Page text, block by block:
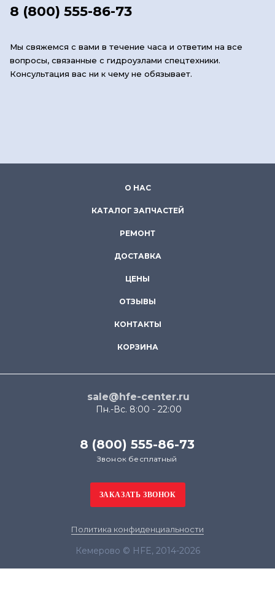
8 (800) 555-86-73
Мы свяжемся с вами в течение часа и ответим на все
вопросы, связанные с гидроузлами спецтехники.
Консультация вас ни к чему не обязывает.
О НАС
КАТАЛОГ ЗАПЧАСТЕЙ
РЕМОНТ
ДОСТАВКА
ЦЕНЫ
ОТЗЫВЫ
КОНТАКТЫ
КОРЗИНА
sale@hfe-center.ru
Пн.-Вс. 8:00 - 22:00
8 (800) 555-86-73
Звонок бесплатный
Политика конфиденциальности
Кемерово © HFE, 2014-2026